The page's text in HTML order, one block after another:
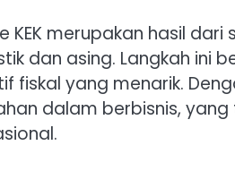
KEK merupakan hasil
dan asing. Langkah ini
fiskal yang menarik.
dalam berbisnis,